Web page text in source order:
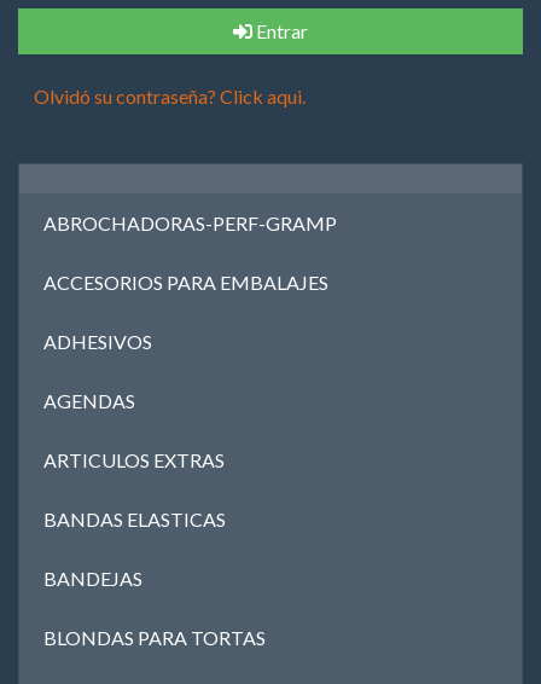
Entrar
Olvidó su contraseña? Click aqui.
ABROCHADORAS-PERF-GRAMP
ACCESORIOS PARA EMBALAJES
ADHESIVOS
AGENDAS
ARTICULOS EXTRAS
BANDAS ELASTICAS
BANDEJAS
BLONDAS PARA TORTAS